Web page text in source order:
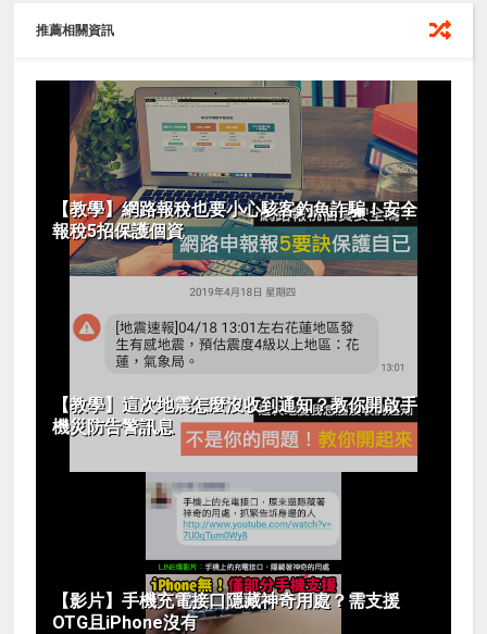
推薦相關資訊
【教學】網路報稅也要小心駭客釣魚詐騙！安全
報稅5招保護個資
【教學】這次地震怎麼沒收到通知？教你開啟手
機災防告警訊息
【影片】手機充電接口隱藏神奇用處？需支援
OTG且iPhone沒有